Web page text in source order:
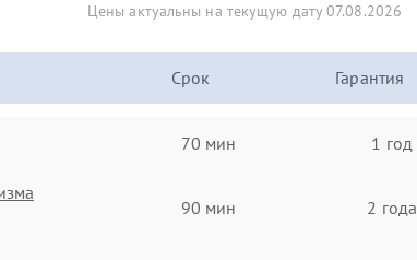
Цены актуальны на текущую дату 07.08.2026
Срок Гарантия
70 мин 1 год
90 мин 2 года